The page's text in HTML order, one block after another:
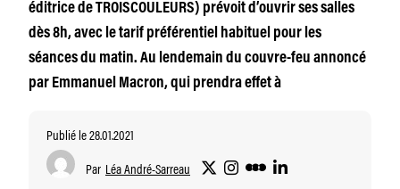
éditrice de TROISCOULEURS) prévoit d’ouvrir ses salles
dès 8h, avec le tarif préférentiel habituel pour les
séances du matin. Au lendemain du couvre-feu annoncé
par Emmanuel Macron, qui prendra effet à
Publié le 28.01.2021
Par Léa André-Sarreau